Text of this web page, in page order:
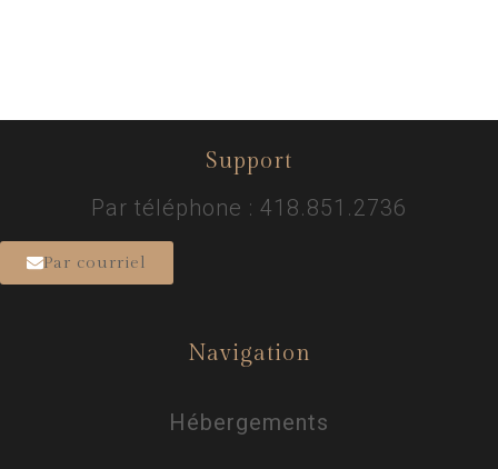
Support
Par téléphone : 418.851.2736
Par courriel
Navigation
Hébergements